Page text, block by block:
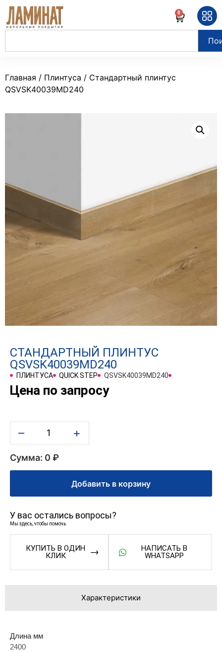
0
Главная / Плинтуса / Стандартный плинтус
QSVSK40039MD240
СТАНДАРТНЫЙ ПЛИНТУС
QSVSK40039MD240
ПЛИНТУСА QUICK STEP QSVSK40039MD240
Цена по запросу
– +
Сумма: 0 ₽
Добавить в корзину
У вас остались вопросы?
Мы здесь, чтобы помочь
КУПИТЬ В ОДИН
КЛИК
НАПИСАТЬ В
WHATSAPP
Характеристики
Длина мм
2400